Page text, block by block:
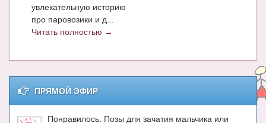
Сотрудничество. Авторам
увлекательную историю
про паровозики и д...
Читать полностью →
ПРЯМОЙ ЭФИР
Понравилось: Позы для зачатия мальчика или